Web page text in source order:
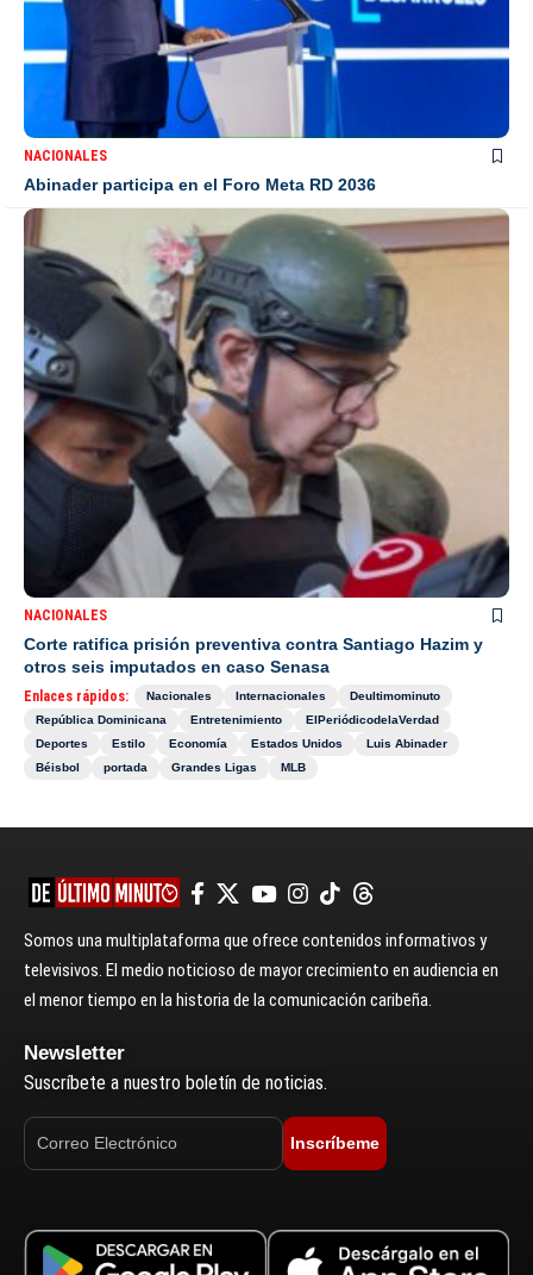
NACIONALES
Abinader participa en el Foro Meta RD 2036
NACIONALES
Corte ratifica prisión preventiva contra Santiago Hazim y
otros seis imputados en caso Senasa
Enlaces rápidos: Nacionales Internacionales
Deultimominuto
República Dominicana
Entretenimiento
ElPeriódicodelaVerdad
Deportes
Estilo Economía Estados Unidos
Luis Abinader
Béisbol
portada Grandes Ligas MLB
Somos una multiplataforma que ofrece contenidos informativos y
televisivos. El medio noticioso de mayor crecimiento en audiencia en
el menor tiempo en la historia de la comunicación caribeña.
Newsletter
Suscríbete a nuestro boletín de noticias.
Inscríbeme